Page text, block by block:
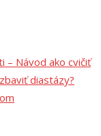
– Návod ako cvičiť
diastázy?